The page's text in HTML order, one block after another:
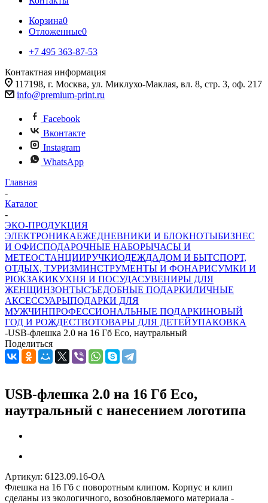
Корзина0
Отложенные0
+7 495 363-87-53
Контактная информация
117198, г. Москва, ул. Миклухо-Маклая, вл. 8, стр. 3, оф. 217
info@premium-print.ru
Facebook
Вконтакте
Instagram
WhatsApp
Главная
-
Каталог
-
ЭКО-ПРОДУКЦИЯ
ЭЛЕКТРОНИКАЕЖЕДНЕВНИКИ И БЛОКНОТЫБИЗНЕС
И ОФИСПОДАРОЧНЫЕ НАБОРЫЧАСЫ И
МЕТЕОСТАНЦИИРУЧКИОДЕЖДАДОМ И БЫТСПОРТ,
ОТДЫХ, ТУРИЗМИНСТРУМЕНТЫ И ФОНАРИСУМКИ И
РЮКЗАКИКУХНЯ И ПОСУДАСУВЕНИРЫ ДЛЯ
ЖЕНЩИНЗОНТЫСЪЕДОБНЫЕ ПОДАРКИЛИЧНЫЕ
АКСЕССУАРЫПОДАРКИ ДЛЯ
МУЖЧИНПРОФЕССИОНАЛЬНЫЕ ПОДАРКИНОВЫЙ
ГОД И РОЖДЕСТВОТОВАРЫ ДЛЯ ДЕТЕЙУПАКОВКА
-USB-флешка 2.0 на 16 Гб Eco, наутральный
Поделиться
USB-флешка 2.0 на 16 Гб Eco,
наутральный с нанесением логотипа
Артикул: 6123.09.16-OA
Флешка на 16 Гб с поворотным клипом. Корпус и клип
сделаны из экологичного, возобновляемого материала -